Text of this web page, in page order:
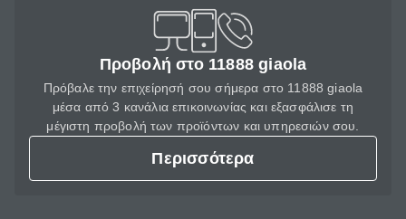
Προβολή στο 11888 giaola
Πρόβαλε την επιχείρησή σου σήμερα στο 11888 giaola
μέσα από 3 κανάλια επικοινωνίας και εξασφάλισε τη
μέγιστη προβολή των προϊόντων και υπηρεσιών σου.
Περισσότερα